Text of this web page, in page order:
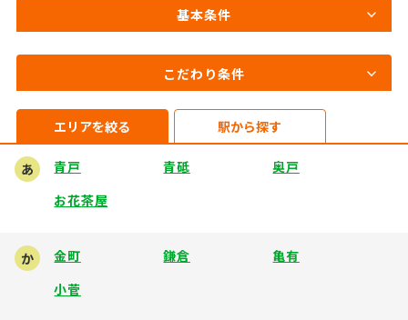
基本条件
こだわり条件
エリアを絞る 駅から探す
あ 青戸 青砥
奥戸
お花茶屋
か 金町 鎌倉
亀有
小菅